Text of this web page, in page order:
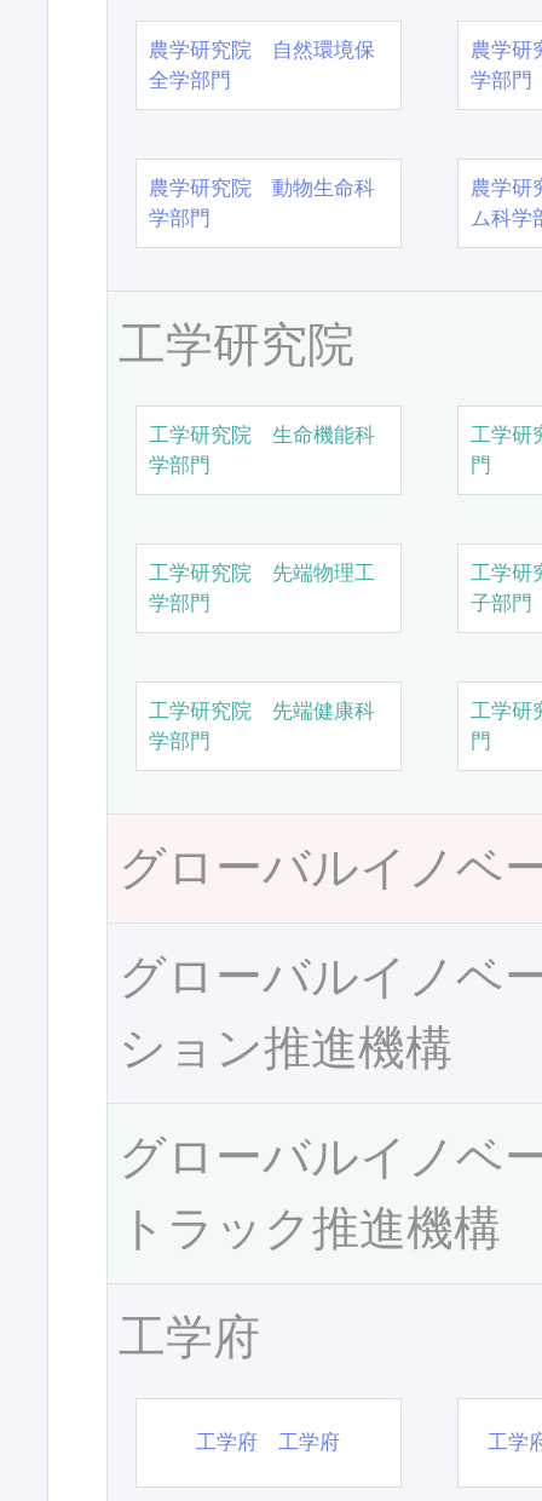
農学研究院 自然環境保
全学部門
農学
学部門
農学研究院 動物生命科
学部門
農学
ム科学
工学研究院
工学研究院 生命機能科
学部門
工学研
門
工学研究院 先端物理工
学部門
工学研
子部門
工学研究院 先端健康科
学部門
工学研
門
グローバルイノベ
グローバルイノベ
ション推進機構
グローバルイノベ
トラック推進機構
工学府
工学府 工学府 工学